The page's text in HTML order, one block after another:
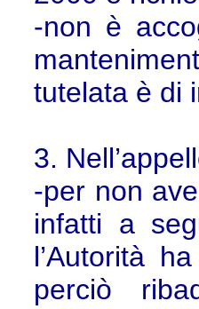
-non è
tutelata è di
3.
-per non
infatti a
l’Autorità
perciò